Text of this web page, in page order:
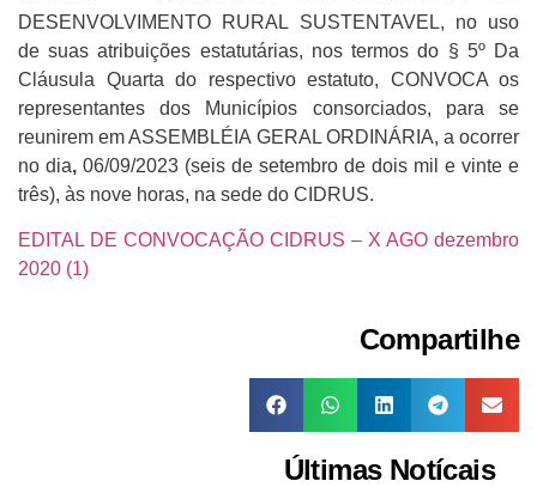
DESENVOLVIMENTO RURAL SUSTENTAVEL, no uso
de suas atribuições estatutárias, nos termos do § 5º Da
Cláusula Quarta do respectivo estatuto, CONVOCA os
representantes dos Municípios consorciados, para se
reunirem em ASSEMBLÉIA GERAL ORDINÁRIA, a ocorrer
no dia, 06/09/2023 (seis de setembro de dois mil e vinte e
três), às nove horas, na sede do CIDRUS.
EDITAL DE CONVOCAÇÃO CIDRUS – X AGO dezembro
2020 (1)
Compartilhe
Últimas Notícais